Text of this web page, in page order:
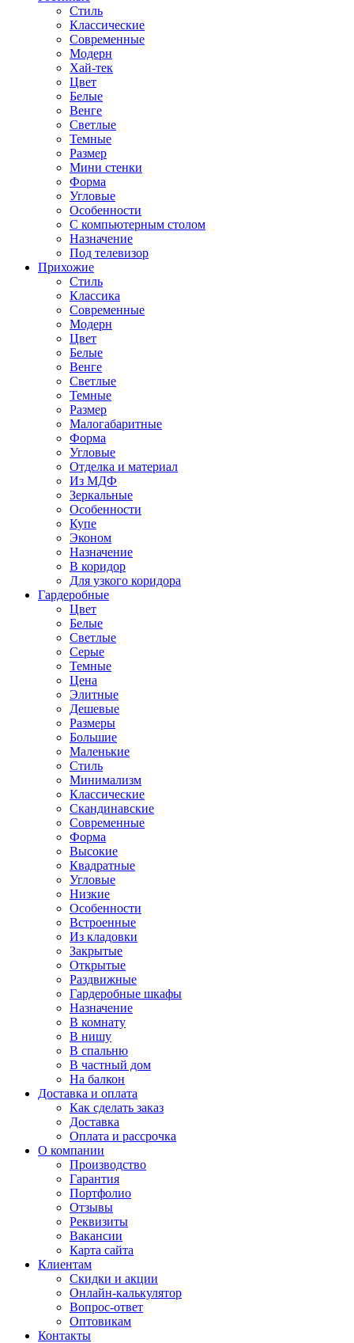
Стиль
Классические
Современные
Модерн
Хай-тек
Цвет
Белые
Венге
Светлые
Темные
Размер
Мини стенки
Форма
Угловые
Особенности
С компьютерным столом
Назначение
Под телевизор
Прихожие
Стиль
Классика
Современные
Модерн
Цвет
Белые
Венге
Светлые
Темные
Размер
Малогабаритные
Форма
Угловые
Отделка и материал
Из МДФ
Зеркальные
Особенности
Купе
Эконом
Назначение
В коридор
Для узкого коридора
Гардеробные
Цвет
Белые
Светлые
Серые
Темные
Цена
Элитные
Дешевые
Размеры
Большие
Маленькие
Стиль
Минимализм
Классические
Скандинавские
Современные
Форма
Высокие
Квадратные
Угловые
Низкие
Особенности
Встроенные
Из кладовки
Закрытые
Открытые
Раздвижные
Гардеробные шкафы
Назначение
В комнату
В нишу
В спальню
В частный дом
На балкон
Доставка и оплата
Как сделать заказ
Доставка
Оплата и рассрочка
О компании
Производство
Гарантия
Портфолио
Отзывы
Реквизиты
Вакансии
Карта сайта
Клиентам
Скидки и акции
Онлайн-калькулятор
Вопрос-ответ
Оптовикам
Контакты